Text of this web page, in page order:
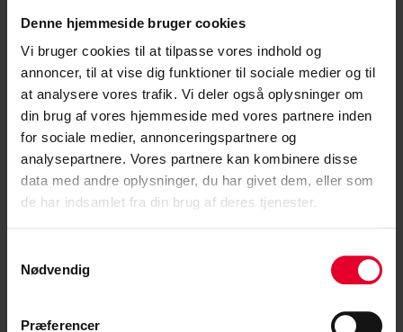
Denne hjemmeside bruger cookies
Vi bruger cookies til at tilpasse vores indhold og
annoncer, til at vise dig funktioner til sociale medier og til
at analysere vores trafik. Vi deler også oplysninger om
din brug af vores hjemmeside med vores partnere inden
for sociale medier, annonceringspartnere og
analysepartnere. Vores partnere kan kombinere disse
data med andre oplysninger, du har givet dem, eller som
de har indsamlet fra din brug af deres tjenester.
Nødvendig
Præferencer
28. april 2021 |Jane Munk